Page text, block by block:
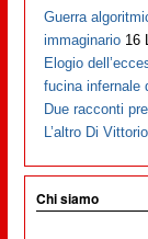
Guerra
immaginario 16
Elogio
fucina infernale
Due racconti
L’altro Di Vittorio
Chi siamo